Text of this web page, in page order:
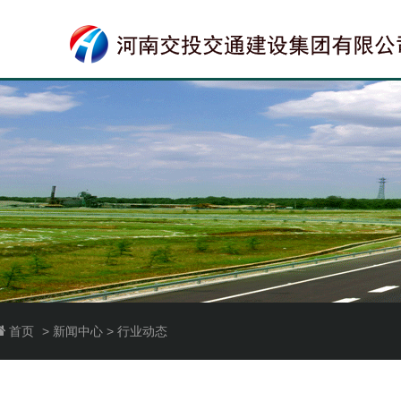
首页 > 新闻中心 > 行业动态